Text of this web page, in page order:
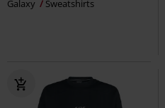
Galaxy
Sweatshirts